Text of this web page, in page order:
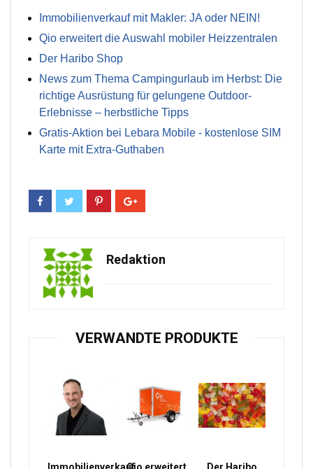
Immobilienverkauf mit Makler: JA oder NEIN!
Qio erweitert die Auswahl mobiler Heizzentralen
Der Haribo Shop
News zum Thema Campingurlaub im Herbst: Die
richtige Ausrüstung für gelungene Outdoor-
Erlebnisse – herbstliche Tipps
Gratis-Aktion bei Lebara Mobile - kostenlose SIM
Karte mit Extra-Guthaben
Redaktion
VERWANDTE PRODUKTE